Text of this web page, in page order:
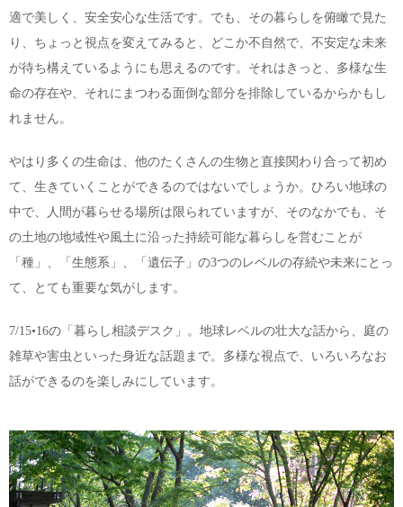
適で美しく、安全安心な生活です。でも、その暮らしを俯瞰で見た
り、ちょっと視点を変えてみると、どこか不自然で、不安定な未来
が待ち構えているようにも思えるのです。それはきっと、多様な生
命の存在や、それにまつわる面倒な部分を排除しているからかもし
れません。
やはり多くの生命は、他のたくさんの生物と直接関わり合って初め
て、生きていくことができるのではないでしょうか。ひろい地球の
中で、人間が暮らせる場所は限られていますが、そのなかでも、そ
の土地の地域性や風土に沿った持続可能な暮らしを営むことが
「種」、「生態系」、「遺伝子」の3つのレベルの存続や未来にとっ
て、とても重要な気がします。
7/15•16の「暮らし相談デスク」。地球レベルの壮大な話から、庭の
雑草や害虫といった身近な話題まで。多様な視点で、いろいろなお
話ができるのを楽しみにしています。